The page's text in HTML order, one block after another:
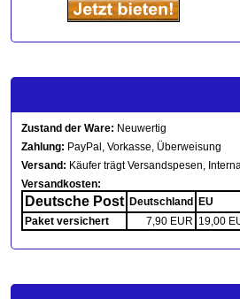
Zustand der Ware: Neuwertig
Zahlung: PayPal, Vorkasse, Überweisung
Versand: Käufer trägt Versandspesen,
Versandkosten:
Deutsche Post Deutschland
EU
Paket versichert
7,90 EUR 19,00